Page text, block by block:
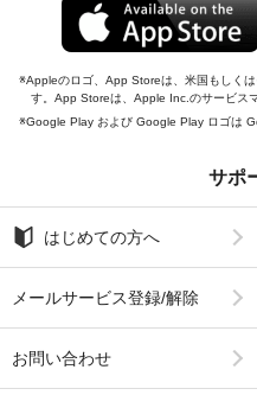
Appleのロゴ、App Storeは、米国もしく
す。App Storeは、Apple Inc.のサービス
Google Play および Google Play ロゴは
サポ
はじめての方へ
メールサービス登録/解除
お問い合わせ